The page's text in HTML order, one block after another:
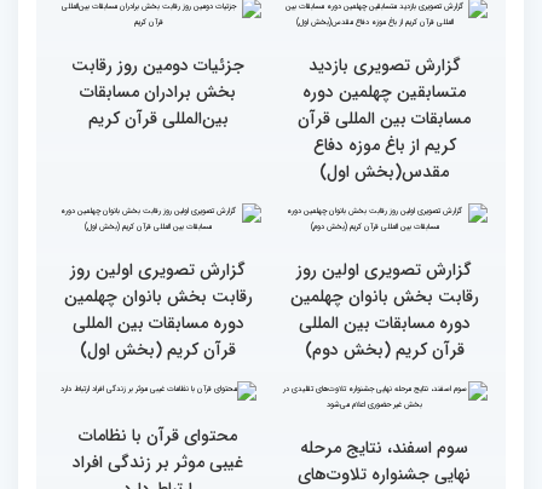
کشی متسابقین بخش
بانوان چهلمین دوره
مسابقات بین المللی قرآن
کریم
متسابقین چهلمین دوره
مسابقات بین المللی قرآن
کریم از باغ موزه دفاع
متسابقین چهلمین دوره
مسابقات بین المللی قرآن
کریم از باغ موزه دفاع
مقدس(بخش اول)
بخش برادران مسابقات
بین‌المللی قرآن کریم
گزارش تصویری اولین روز
رقابت بخش بانوان چهلمین
گزارش تصویری اولین روز
رقابت بخش بانوان چهلمین